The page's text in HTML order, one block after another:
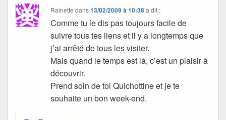
Rainette dans13/02/2009 à 10:38 a dit :
Comme tu le dis pas toujours facile de
suivre tous tes liens et il y a longtemps que
j’ai arrêté de tous les visiter.
Mais quand le temps est là, c’est un plaisir à
découvrir.
Prend soin de toi Quichottine et je te
souhaite un bon week-end.